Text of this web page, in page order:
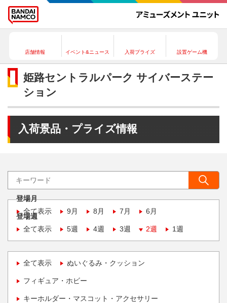
店舗情報 イベント&ニュース 入荷プライズ 設置ゲーム機
姫路セントラルパーク サイバーステー
ション
入荷景品・プライズ情報
登場月
全て表示
9月 8月 7月 6月
登場週
全て表示
5週 4週 3週 2週 1週
全て表示 ぬいぐるみ・クッション
フィギュア・ホビー
キーホルダー・マスコット・アクセサリー